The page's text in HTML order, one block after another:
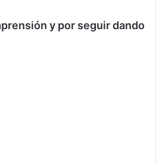
y por seguir dando